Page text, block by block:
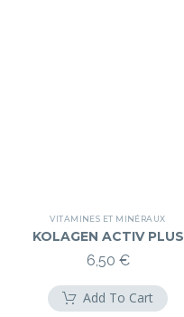
VITAMINES ET MINÉRAUX
KOLAGEN ACTIV PLUS
6,50 €
Add To Cart